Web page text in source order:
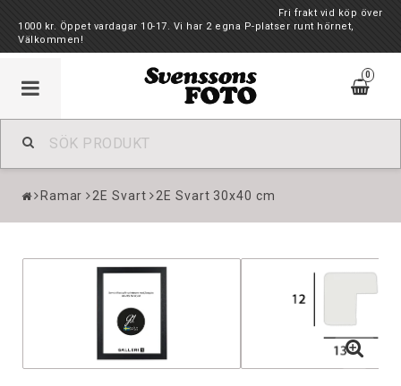
Fri frakt vid köp över
1000 kr. Öppet vardagar 10-17. Vi har 2 egna P-platser runt hörnet,
Välkommen!
0
Ramar 2E Svart 2E Svart 30x40 cm